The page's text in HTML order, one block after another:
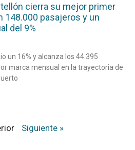
cierra su mejor primer
148.000 pasajeros y un
del 9%
un 16% y alcanza los 44.395
marca mensual en la trayectoria de
Siguiente »